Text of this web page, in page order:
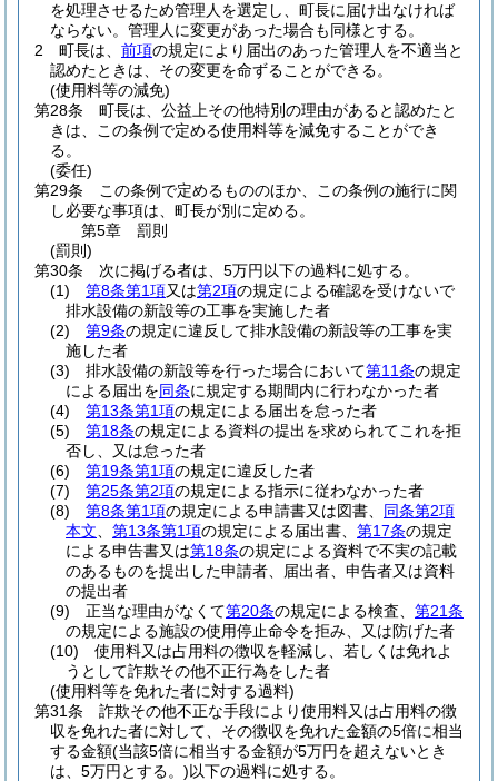
を処理させるため管理人を選定し、町長に届け出なければ
ならない。 管理人に変更があった場合も同様とする。
2
町長は、 前項の規定により届出のあった管理人を不適当と
認めたときは、その変更を命ずることができる。
(使用料等の減免)
第28条
町長は、公益上その他特別の理由があると認めたと
きは、この条例で定める使用料等を減免することができ
る。
(委任)
第29条
この条例で定めるもののほか、この条例の施行に関
し必要な事項は、町長が別に定める。
第5章
罰則
(罰則)
第30条
次に掲げる者は、5万円以下の過料に処する。
(1)
第8条第1項又は第2項の規定による確認を受けないで
排水設備の新設等の工事を実施した者
(2)
第9条の規定に違反して排水設備の新設等の工事を実
施した者
(3)
排水設備の新設等を行った場合において第11条の規定
による届出を同条に規定する期間内に行わなかった者
(4)
第13条第1項の規定による届出を怠った者
(5)
第18条の規定による資料の提出を求められてこれを拒
否し、又は怠った者
(6)
第19条第1項の規定に違反した者
(7)
第25条第2項の規定による指示に従わなかった者
(8)
第8条第1項の規定による申請書又は図書、 同条第2項
本文
第13条第1項の規定による届出書、 第17条の規定
による申告書又は第18条の規定による資料で不実の記載
のあるものを提出した申請者、届出者、申告者又は資料
の提出者
(9)
正当な理由がなくて第20条の規定による検査、 第21条
の規定による施設の使用停止命令を拒み、又は防げた者
(10)
使用料又は占用料の徴収を軽減し、若しくは免れよ
うとして詐欺その他不正行為をした者
(使用料等を免れた者に対する過料)
第31条
詐欺その他不正な手段により使用料又は占用料の徴
収を免れた者に対して、その徴収を免れた金額の5倍に相当
する金額(当該5倍に相当する金額が5万円を超えないとき
は、5万円とする。)以下の過料に処する。